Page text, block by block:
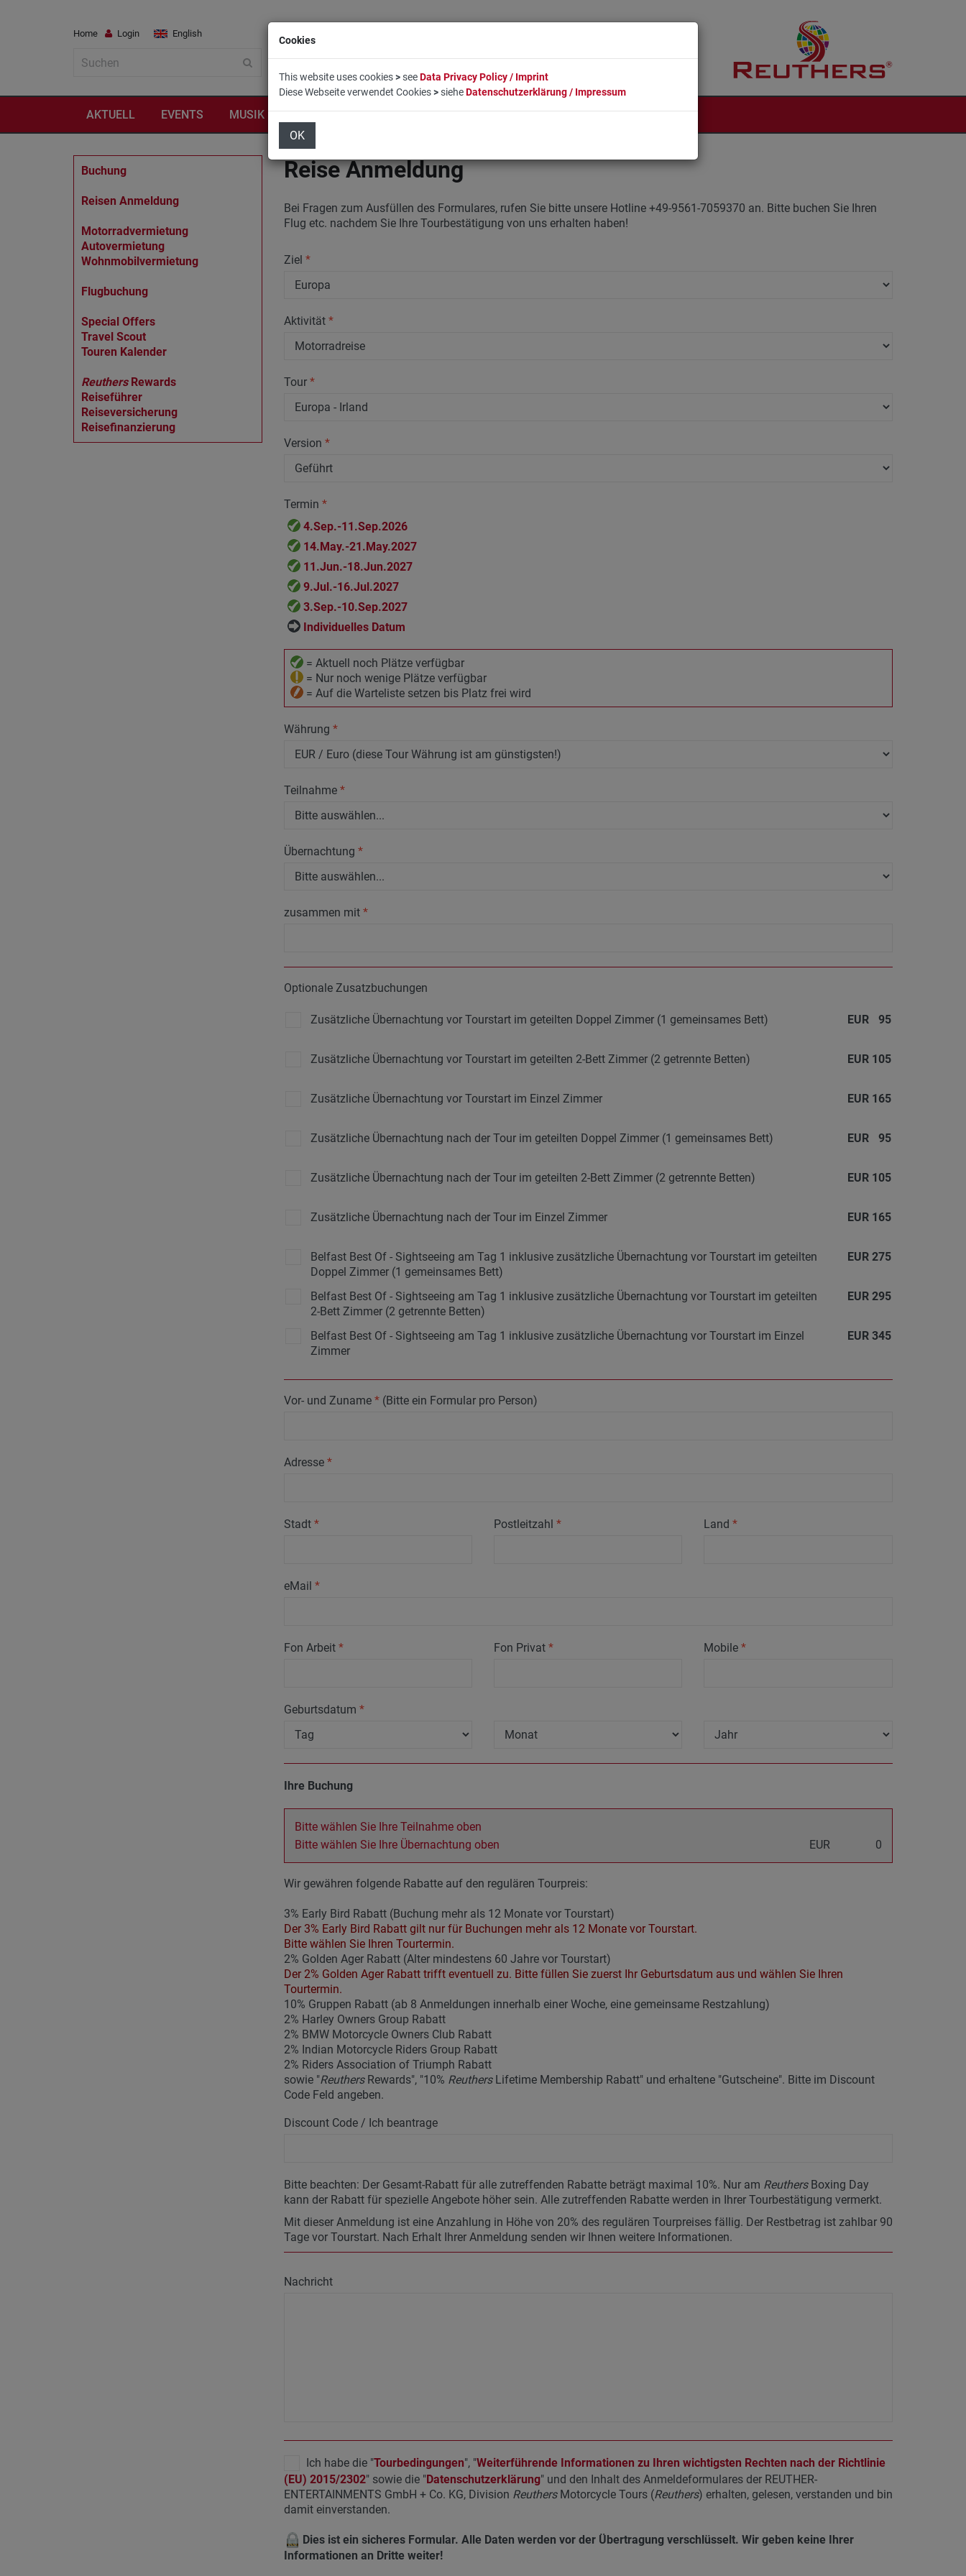
Home Login English
AKTUELL EVENTS MUSIK REISEN LIFESTYLE UNTERNEHMEN BUCHUNG KONTAKT
Buchung
Reisen Anmeldung
Motorradvermietung
Autovermietung
Wohnmobilvermietung
Flugbuchung
Special Offers
Travel Scout
Touren Kalender
ReuthersRewards
Reiseführer
Reiseversicherung
Reisefinanzierung
Reise Anmeldung
Bei Fragen zum Ausfüllen des Formulares, rufen Sie bitte unsere Hotline +49-9561-7059370 an. Bitte buchen Sie Ihren
Flug etc. nachdem Sie Ihre Tourbestätigung von uns erhalten haben!
Ziel *
Aktivität *
Tour *
Version *
Termin *
4.Sep.-11.Sep.2026
14.May.-21.May.2027
11.Jun.-18.Jun.2027
9.Jul.-16.Jul.2027
3.Sep.-10.Sep.2027
Individuelles Datum
= Aktuell noch Plätze verfügbar
= Nur noch wenige Plätze verfügbar
= Auf die Warteliste setzen bis Platz frei wird
Währung *
Teilnahme *
Übernachtung *
zusammen mit *
Optionale Zusatzbuchungen
Zusätzliche Übernachtung vor Tourstart im geteilten Doppel Zimmer (1 gemeinsames Bett) EUR 95
Zusätzliche Übernachtung vor Tourstart im geteilten 2-Bett Zimmer (2 getrennte Betten) EUR 105
Zusätzliche Übernachtung vor Tourstart im Einzel Zimmer EUR 165
Zusätzliche Übernachtung nach der Tour im geteilten Doppel Zimmer (1 gemeinsames Bett) EUR 95
Zusätzliche Übernachtung nach der Tour im geteilten 2-Bett Zimmer (2 getrennte Betten) EUR 105
Zusätzliche Übernachtung nach der Tour im Einzel Zimmer EUR 165
Belfast Best Of - Sightseeing am Tag 1 inklusive zusätzliche Übernachtung vor Tourstart im geteilten
Doppel Zimmer (1 gemeinsames Bett)
EUR 275
Belfast Best Of - Sightseeing am Tag 1 inklusive zusätzliche Übernachtung vor Tourstart im geteilten
2-Bett Zimmer (2 getrennte Betten)
EUR 295
Belfast Best Of - Sightseeing am Tag 1 inklusive zusätzliche Übernachtung vor Tourstart im Einzel
Zimmer
EUR 345
Vor- und Zuname *(Bitte ein Formular pro Person)
Adresse *
Stadt * Postleitzahl * Land*
eMail *
Fon Arbeit * Fon Privat * Mobile*
Geburtsdatum *
Ihre Buchung
Bitte wählen Sie Ihre Teilnahme oben
Bitte wählen Sie Ihre Übernachtung oben
EUR 0
Wir gewähren folgende Rabatte auf den regulären Tourpreis:
3% Early Bird Rabatt (Buchung mehr als 12 Monate vor Tourstart)
Der 3% Early Bird Rabatt gilt nur für Buchungen mehr als 12 Monate vor Tourstart.
Bitte wählen Sie Ihren Tourtermin.
2% Golden Ager Rabatt (Alter mindestens 60 Jahre vor Tourstart)
Der 2% Golden Ager Rabatt trifft eventuell zu. Bitte füllen Sie zuerst Ihr Geburtsdatum aus und wählen Sie Ihren
Tourtermin.
10% Gruppen Rabatt (ab 8 Anmeldungen innerhalb einer Woche, eine gemeinsame Restzahlung)
2% Harley Owners Group Rabatt
2% BMW Motorcycle Owners Club Rabatt
2% Indian Motorcycle Riders Group Rabatt
2% Riders Association of Triumph Rabatt
sowie "ReuthersRewards", "10% ReuthersLifetime Membership Rabatt" und erhaltene "Gutscheine". Bitte im Discount
Code Feld angeben.
Discount Code / Ich beantrage
Bitte beachten: Der Gesamt-Rabatt für alle zutreffenden Rabatte beträgt maximal 10%. Nur am ReuthersBoxing Day
kann der Rabatt für spezielle Angebote höher sein. Alle zutreffenden Rabatte werden in Ihrer Tourbestätigung vermerkt.
Mit dieser Anmeldung ist eine Anzahlung in Höhe von 20% des regulären Tourpreises fällig. Der Restbetrag ist zahlbar 90
Tage vor Tourstart. Nach Erhalt Ihrer Anmeldung senden wir Ihnen weitere Informationen.
Nachricht
Ich habe die "Tourbedingungen", "Weiterführende Informationen zu Ihren wichtigsten Rechten nach der Richtlinie
(EU) 2015/2302" sowie die "Datenschutzerklärung" und den Inhalt des Anmeldeformulares der REUTHER-
ENTERTAINMENTS GmbH + Co. KG, Division ReuthersMotorcycle Tours (Reuthers) erhalten, gelesen, verstanden und bin
damit einverstanden.
Dies ist ein sicheres Formular. Alle Daten werden vor der Übertragung verschlüsselt. Wir geben keine Ihrer
Informationen an Dritte weiter!
Cookies
This website uses cookies>seeData Privacy Policy / Imprint
Diese Webseite verwendet Cookies>sieheDatenschutzerklärung / Impressum
OK